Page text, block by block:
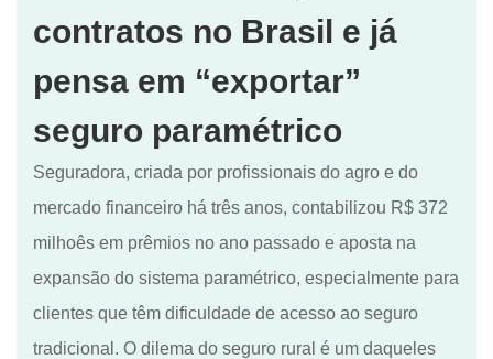
contratos no Brasil e já
pensa em “exportar”
seguro paramétrico
Seguradora, criada por profissionais do agro e do
mercado financeiro há três anos, contabilizou R$ 372
milhoês em prêmios no ano passado e aposta na
expansão do sistema paramétrico, especialmente para
clientes que têm dificuldade de acesso ao seguro
tradicional. O dilema do seguro rural é um daqueles